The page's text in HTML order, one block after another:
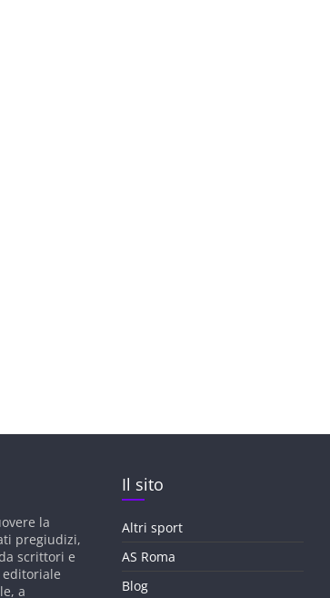
la
pregiudizi,
scrittori e
a
Il sito
Altri sport
AS Roma
Blog